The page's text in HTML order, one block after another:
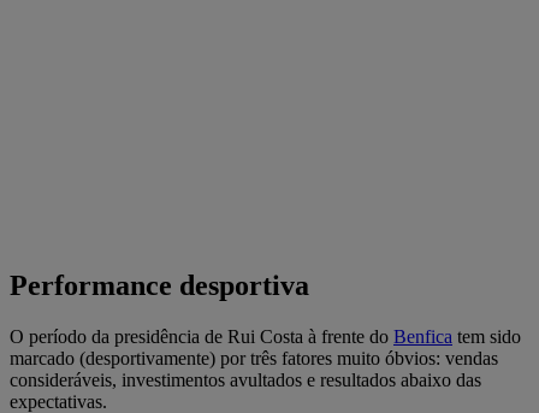
Performance desportiva
O período da presidência de Rui Costa à frente do Benfica tem sido
marcado (desportivamente) por três fatores muito óbvios: vendas
consideráveis, investimentos avultados e resultados abaixo das
expectativas.